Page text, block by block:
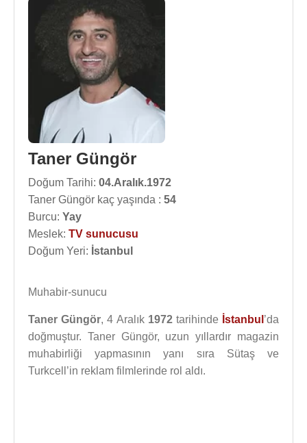
Taner Güngör
Doğum Tarihi: 04.Aralık.1972
Taner Güngör kaç yaşında : 54
Burcu: Yay
Meslek: TV sunucusu
Doğum Yeri: İstanbul
Muhabir-sunucu
Taner Güngör, 4 Aralık 1972tarihinde İstanbul ’da
doğmuştur. Taner Güngör, uzun yıllardır magazin
muhabirliği yapmasının yanı sıra Sütaş ve
Turkcell’in reklam filmlerinde rol aldı.